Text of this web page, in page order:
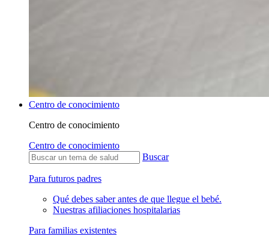
Centro de conocimiento
Centro de conocimiento
Centro de conocimiento
Buscar
Para futuros padres
Qué debes saber antes de que llegue el bebé.
Nuestras afiliaciones hospitalarias
Para familias existentes